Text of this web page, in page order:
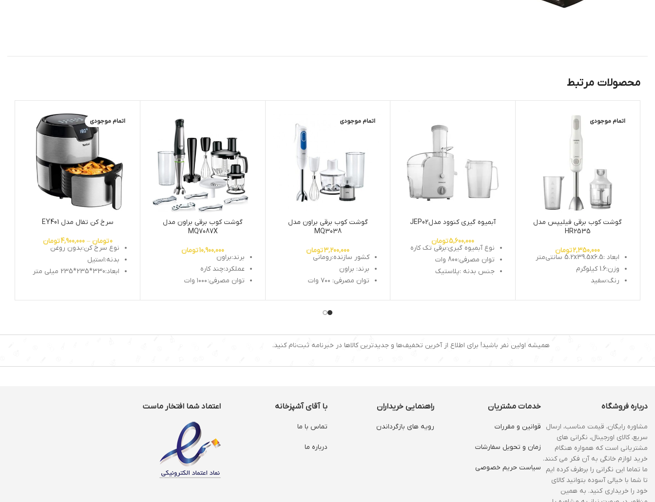
محصولات مرتبط
اتمام موجودی
گوشت کوب برقی فیلیپس مدل
HR2535
2,350,000تومان
ابعاد :5.2x39.5x6.5 سانتی‌متر
وزن:1.6 کیلوگرم
رنگ:سفید
آبمیوه گیری کنوود مدلJEP02
5,600,000تومان
نوع آبمیوه گیری:برقی تک کاره
توان مصرفی:800 وات
جنس بدنه :پلاستیک
اتمام موجودی
گوشت کوب برقی براون مدل
MQ3038
3,200,000تومان
کشور سازنده:رومانی
برند: براون
توان مصرفی: ۷۰۰ وات
جنس تیغه: استیل ضدزنگ
گوشت کوب برقی براون مدل
MQ7087X
10,900,000تومان
برند:براون
عملکرد:چند کاره
توان مصرفی:۱۰۰۰ وات
اتمام موجودی
سرخ کن تفال مدل EY401
0تومان –
4,900,000تومان
نوع سرخ کن:بدون روغن
بدنه:استیل
ابعاد:330*235*235 میلی متر
همیشه اولین نفر باشید! برای اطلاع از آخرین تخفیف‌ها و جدیدترین کالاها در خبرنامه ثبت‌نام کنید.
درباره فروشگاه
مشاوره رایگان، قیمت مناسب، ارسال
سریع، کالای اورجینال، نگرانی های
مشتریانی است که همواره هنگام
خرید لوازم خانگی به آن فکر می کنند.
ما تماما این نگرانی را برطرف کرده ایم
تا شما با خیالی آسوده بتوانید کالای
خود را خریداری کنید. به همین
خدمات مشتریان
قوانین و مقررات
زمان و‌ تحویل سفارشات
سیاست حریم خصوصی
راهنمایی خریداران
رویه های بازگرداندن
با آقای آشپزخانه
تماس با ما
درباره ما
اعتماد شما افتخار ماست